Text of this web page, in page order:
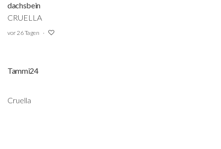
dachsbein
CRUELLA
vor 26 Tagen
Tammi24
Cruella